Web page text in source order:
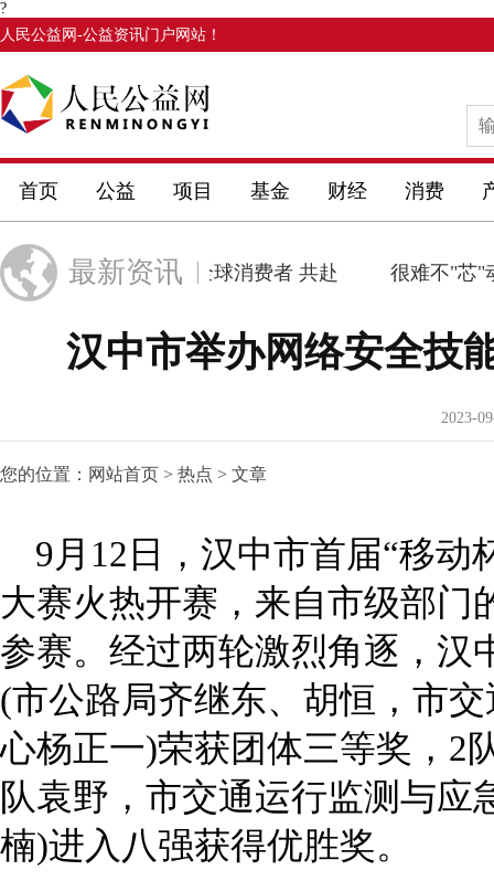
?
人民公益网 -公益资讯门户网站！
首页 公益 项目 基金 财经 消费
最新资讯
欧莱雅诚邀全球消费者 共赴 很难不"芯"动
汉中市举办网络安全技
2023-
您的位置： 网站首页 > 热点 > 文章
9月12日，汉中市首届“移动
大赛火热开赛，来自市级部门
参赛。经过两轮激烈角逐，汉
(市公路局齐继东、胡恒，市
心杨正一)荣获团体三等奖，2
队袁野，市交通运行监测与应
楠)进入八强获得优胜奖。